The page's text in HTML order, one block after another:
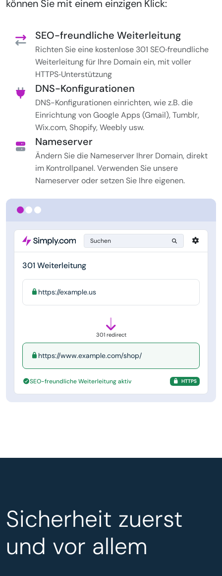
Suchen
301 Weiterleitung
https://example.us
301 redirect
https://www.example.com/shop/
SEO-freundliche Weiterleitung aktiv HTTPS
können Sie mit einem einzigen Klick:
SEO-freundliche Weiterleitung
Richten Sie eine kostenlose 301 SEO‑freundliche
Weiterleitung für Ihre Domain ein, mit voller
HTTPS‑Unterstützung
DNS-Konfigurationen
DNS-Konfigurationen einrichten, wie z.B. die
Einrichtung von Google Apps (Gmail), Tumblr,
Wix.com, Shopify, Weebly usw.
Nameserver
Ändern Sie die Nameserver Ihrer Domain, direkt
im Kontrollpanel. Verwenden Sie unsere
Nameserver oder setzen Sie Ihre eigenen.
Sicherheit zuerst
und vor allem